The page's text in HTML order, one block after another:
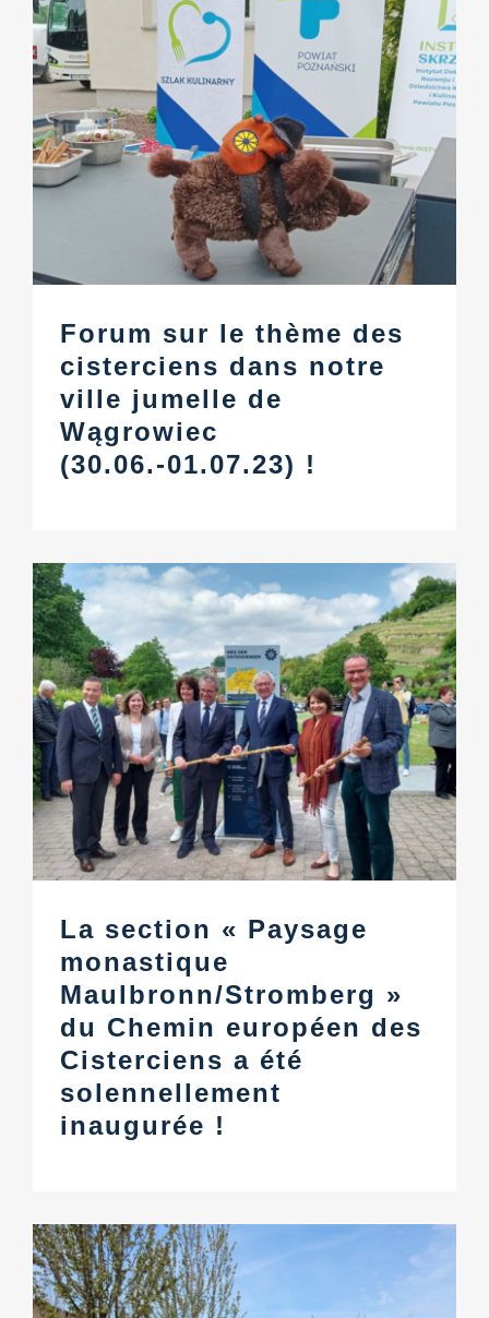
Forum sur le thème des
cisterciens dans notre
ville jumelle de
Wągrowiec
(30.06.-01.07.23) !
La section « Paysage
monastique
Maulbronn/Stromberg »
du Chemin européen des
Cisterciens a été
solennellement
inaugurée !